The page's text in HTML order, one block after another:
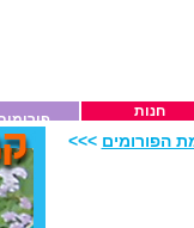
חנות
הפורומים >>>